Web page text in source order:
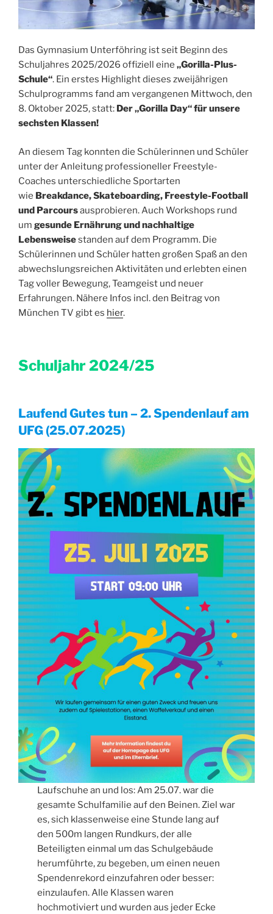
Das Gymnasium Unterföhring ist seit Beginn des
Schuljahres 2025/2026 offiziell eine „Gorilla-Plus-
Schule“. Ein erstes Highlight dieses zweijährigen
Schulprogramms fand am vergangenen Mittwoch, den
8. Oktober 2025, statt: Der „Gorilla Day“ für unsere
sechsten Klassen!
An diesem Tag konnten die Schülerinnen und Schüler
unter der Anleitung professioneller Freestyle-
Coaches unterschiedliche Sportarten
wie Breakdance, Skateboarding, Freestyle-Football
und Parcoursausprobieren. Auch Workshops rund
um gesunde Ernährung und nachhaltige
Lebensweisestanden auf dem Programm. Die
Schülerinnen und Schüler hatten großen Spaß an den
abwechslungsreichen Aktivitäten und erlebten einen
Tag voller Bewegung, Teamgeist und neuer
Erfahrungen. Nähere Infos incl. den Beitrag von
München TV gibt es hier.
Schuljahr 2024/25
Laufend Gutes tun – 2. Spendenlauf am
UFG (25.07.2025)
Laufschuhe an und los: Am 25.07. war die
gesamte Schulfamilie auf den Beinen. Ziel war
es, sich klassenweise eine Stunde lang auf
den 500m langen Rundkurs, der alle
Beteiligten einmal um das Schulgebäude
herumführte, zu begeben, um einen neuen
Spendenrekord einzufahren oder besser:
einzulaufen. Alle Klassen waren
hochmotiviert und wurden aus jeder Ecke